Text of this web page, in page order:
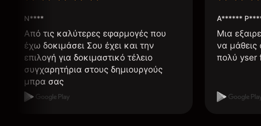
N****
Από τις καλύτερες εφαρμογές που
έχω δοκιμάσει Σου έχει και την
επιλογή για δοκιμαστικό τέλειο
συγχαρητήρια στους δημιουργούς
μπρα σας
A******
Μια
να μάθεις
πολύ yser